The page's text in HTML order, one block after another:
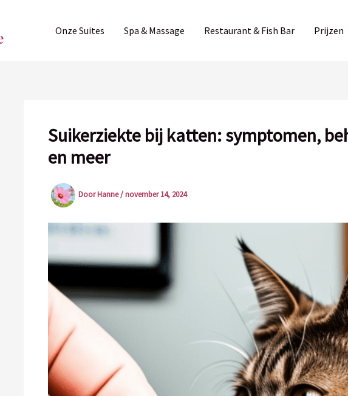
Onze Suites Spa & Massage Restaurant & Fish Bar Prijzen
Suikerziekte bij katten: symptomen,
en meer
DoorHanne/november 14, 2024